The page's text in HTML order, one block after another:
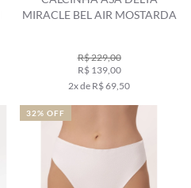
MIRACLE BEL AIR MOSTARDA
R$ 229,00
R$ 139,00
2x de R$ 69,50
32% OFF